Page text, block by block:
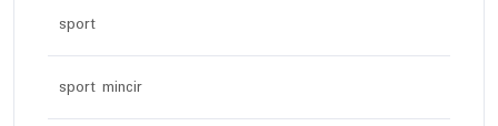
sport
sport mincir